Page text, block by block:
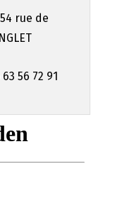
rue de
63 56 72 91